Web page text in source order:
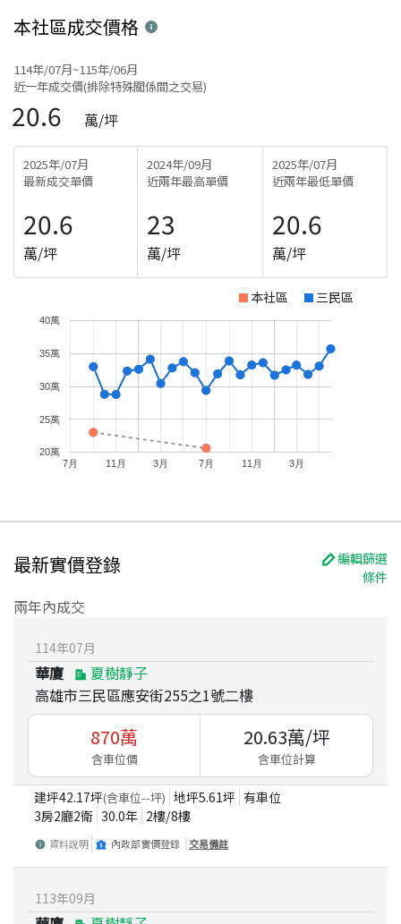
本社區成交價格
114年/07月~115年/06月
近一年成交價(排除特殊關係間之交易)
20.6 萬/坪
2025年/07月
最新成交單價
20.6
萬/坪
2024年/09月
近兩年最高單價
23
萬/坪
2025年/07月
近兩年最低單價
20.6
萬/坪
本社區 三民區
7月 11月 3月 7月 11月 3月
20萬
25萬
30萬
35萬
40萬
最新實價登錄
編輯篩選
條件
兩年內成交
114年07月
華廈
夏樹靜子
高雄市三民區應安街255之1號二樓
870萬
含車位價
20.63萬/坪
含車位計算
建坪42.17坪(含車位--坪) 地坪5.61坪 有車位
3房2廳2衛 30.0年 2樓/8樓
資料說明 內政部實價登錄 交易備註
113年09月